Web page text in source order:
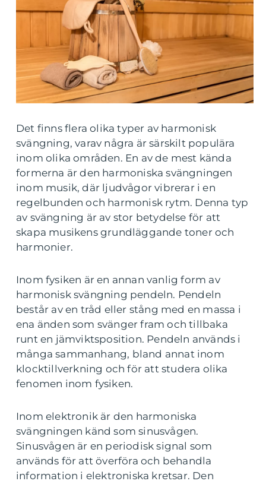
Det finns flera olika typer av harmonisk
svängning, varav några är särskilt populära
inom olika områden. En av de mest kända
formerna är den harmoniska svängningen
inom musik, där ljudvågor vibrerar i en
regelbunden och harmonisk rytm. Denna typ
av svängning är av stor betydelse för att
skapa musikens grundläggande toner och
harmonier.
Inom fysiken är en annan vanlig form av
harmonisk svängning pendeln. Pendeln
består av en tråd eller stång med en massa i
ena änden som svänger fram och tillbaka
runt en jämviktsposition. Pendeln används i
många sammanhang, bland annat inom
klocktillverkning och för att studera olika
fenomen inom fysiken.
Inom elektronik är den harmoniska
svängningen känd som sinusvågen.
Sinusvågen är en periodisk signal som
används för att överföra och behandla
information i elektroniska kretsar. Den